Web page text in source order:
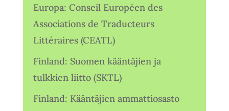
Europa: Conseil Européen des
Associations de Traducteurs
Littéraires (CEATL)
Finland: Suomen kääntäjien ja
tulkkien liitto (SKTL)
Finland: Kääntäjien ammattiosasto